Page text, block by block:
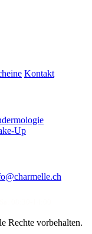
Kontakt
Up
Rechte vorbehalten.